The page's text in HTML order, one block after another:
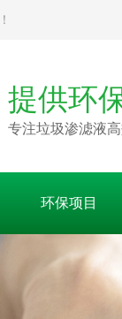
提供环
专注垃圾渗滤液
环保项目